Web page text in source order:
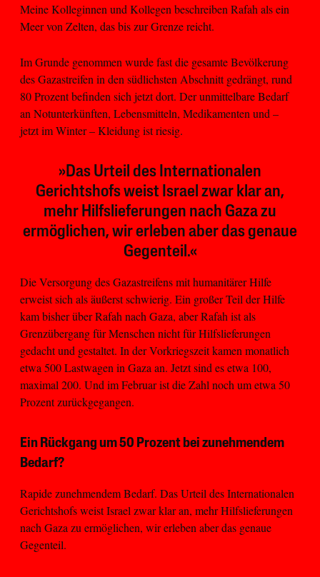
Meine Kolleginnen und Kollegen beschreiben Rafah als ein
Meer von Zelten, das bis zur Grenze reicht.
Im Grunde genommen wurde fast die gesamte Bevölkerung
des Gazastreifen in den südlichsten Abschnitt gedrängt, rund
80 Prozent befinden sich jetzt dort. Der unmittelbare Bedarf
an Notunterkünften, Lebensmitteln, Medikamenten und –
jetzt im Winter – Kleidung ist riesig.
»Das Urteil des Internationalen
Gerichtshofs weist Israel zwar klar an,
mehr Hilfslieferungen nach Gaza zu
ermöglichen, wir erleben aber das genaue
Gegenteil.«
Die Versorgung des Gazastreifens mit humanitärer Hilfe
erweist sich als äußerst schwierig. Ein großer Teil der Hilfe
kam bisher über Rafah nach Gaza, aber Rafah ist als
Grenzübergang für Menschen nicht für Hilfslieferungen
gedacht und gestaltet. In der Vorkriegszeit kamen monatlich
etwa 500 Lastwagen in Gaza an. Jetzt sind es etwa 100,
maximal 200. Und im Februar ist die Zahl noch um etwa 50
Prozent zurückgegangen.
Ein Rückgang um 50 Prozent bei zunehmendem
Bedarf?
Rapide zunehmendem Bedarf. Das Urteil des Internationalen
Gerichtshofs weist Israel zwar klar an, mehr Hilfslieferungen
nach Gaza zu ermöglichen, wir erleben aber das genaue
Gegenteil.